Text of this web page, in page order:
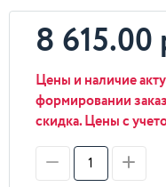
8 615.00
Цены и наличие
формировании
скидка. Цены с